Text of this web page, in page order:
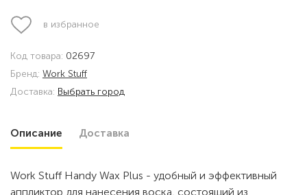
в избранное
Код товара: 02697
Бренд: Work Stuff
Доставка: Выбрать город
Описание Доставка
Work Stuff Handy Wax Plus - удобный и эффективный
аппликтор для нанесения воска, состоящий из